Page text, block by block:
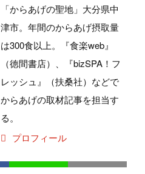
「からあげの聖地」大分県中
津市。年間のからあげ摂取量
は300食以上。『食楽web』
（徳間書店）、『bizSPA！フ
レッシュ』（扶桑社）などで
からあげの取材記事を担当す
る。
プロフィール